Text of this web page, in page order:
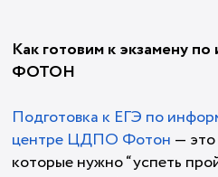
Как готовим к экзамену
ФОТОН
Подготовка к ЕГЭ по
центре ЦДПО Фотон —
которые нужно “успеть